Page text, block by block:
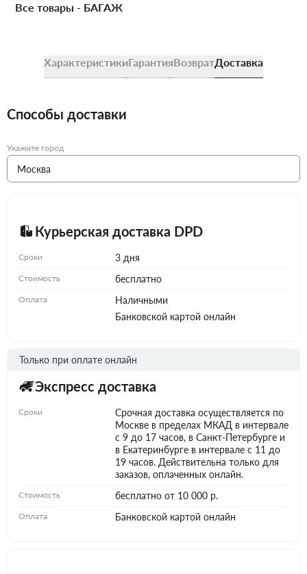
Все товары - БАГАЖ
ХарактеристикиГарантияВозвратДоставка
Способы доставки
Укажите город
Курьерская доставка DPD
Сроки 3 дня
Стоимость бесплатно
Оплата
Наличными
Банковской картой онлайн
Экспресс доставка
Только при оплате онлайн
Сроки
Срочная доставка осуществляется по
Москве в пределах МКАД в интервале
с 9 до 17 часов, в Санкт-Петербурге и
в Екатеринбурге в интервале с 11 до
19 часов. Действительна только для
заказов, оплаченных онлайн.
Стоимость бесплатно от 10 000 р.
Оплата Банковской картой онлайн